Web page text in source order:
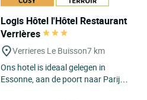
Logis Hôtel l'Hôtel Restaurant
Verrières
Verrieres Le Buisson7 km
Ons hotel is ideaal gelegen in
Essonne, aan de poort naar Parijs